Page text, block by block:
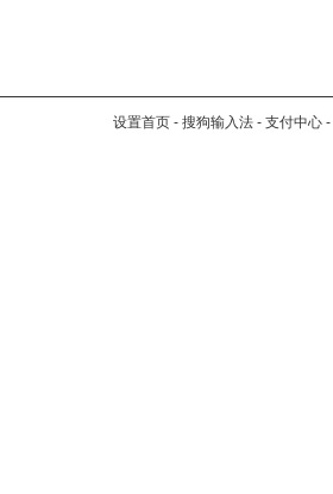
设置首页 - 搜狗输入法 - 支付中心 -